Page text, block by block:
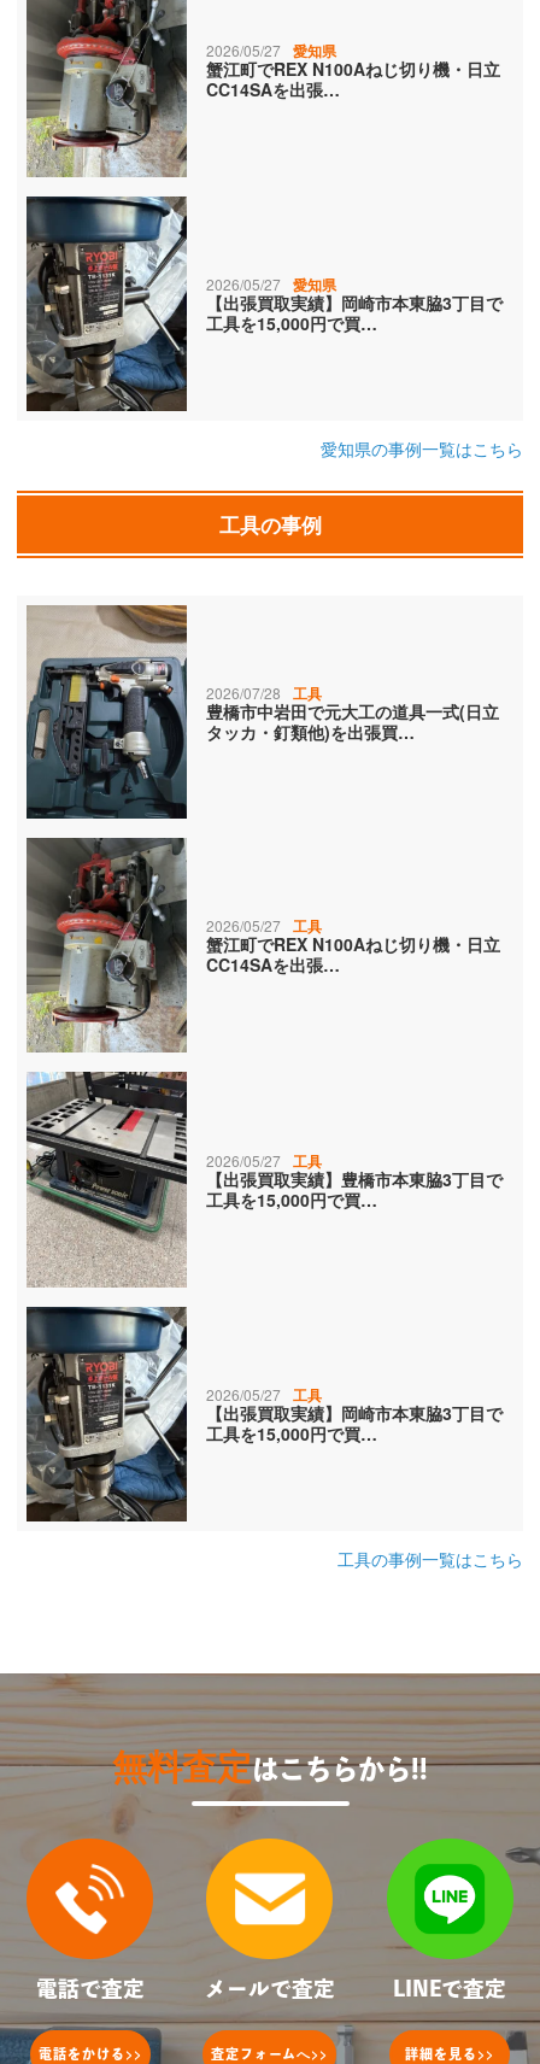
2026/05/27 愛知県
蟹江町でREX N100Aねじ切り機・日立
CC14SAを出張…
2026/05/27 愛知県
【出張買取実績】岡崎市本東脇3丁目で
工具を15,000円で買…
愛知県の事例一覧はこちら
工具の事例
2026/07/28 工具
豊橋市中岩田で元大工の道具一式(日立
タッカ・釘類他)を出張買…
2026/05/27 工具
蟹江町でREX N100Aねじ切り機・日立
CC14SAを出張…
2026/05/27 工具
【出張買取実績】豊橋市本東脇3丁目で
工具を15,000円で買…
2026/05/27 工具
【出張買取実績】岡崎市本東脇3丁目で
工具を15,000円で買…
工具の事例一覧はこちら
無料査定はこちらから!!
電話で査定
電話をかける >>
メールで査定
査定フォームへ>>
LINEで査定
詳細を見る >>